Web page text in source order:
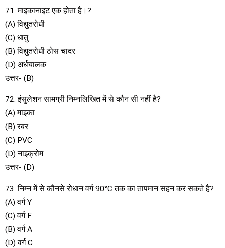
71. माइकानाइट एक होता है।?
(A) विद्युतरोधी
(C) धातु
(B) विद्युतरोधी ठोस चादर
(D) अर्धचालक
उत्तर- (B)
72. इंसुलेशन सामग्री निम्नलिखित में से कौन सी नहीं है?
(A) माइका
(B) रबर
(C) PVC
(D) नाइक्रोम
उत्तर- (D)
73. निम्न में से कौनसे रोधान वर्ग 90°C तक का तापमान सहन कर सकते है?
(A) वर्ग Y
(C) वर्ग F
(B) वर्ग A
(D) वर्ग C